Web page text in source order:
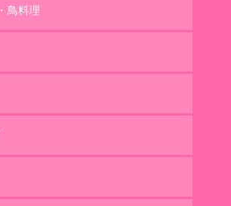
鳥料理